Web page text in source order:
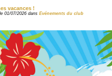
vacances !
01/07/2026 dans Evénements du club